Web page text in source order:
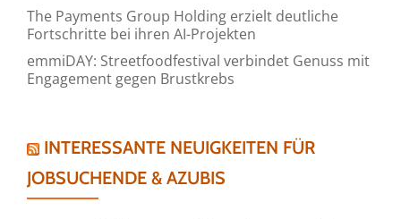
The Payments Group Holding erzielt deutliche
Fortschritte bei ihren AI-Projekten
emmiDAY: Streetfoodfestival verbindet Genuss mit
Engagement gegen Brustkrebs
INTERESSANTE NEUIGKEITEN FÜR
JOBSUCHENDE & AZUBIS